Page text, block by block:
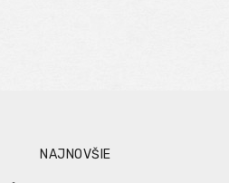
NAJNOVŠIE